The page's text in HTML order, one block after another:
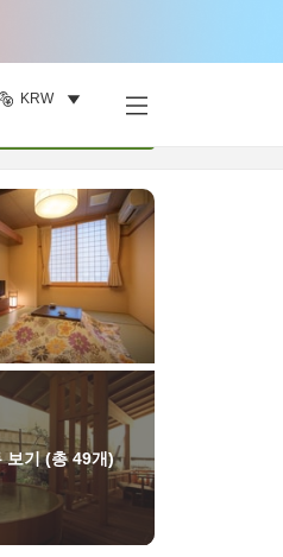
KRW
보기 (총49개)